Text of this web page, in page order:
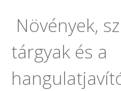
Növények,
tárgyak és a